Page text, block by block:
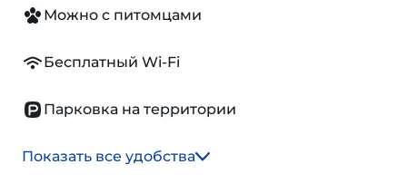
Можно с питомцами
Бесплатный Wi-Fi
Парковка на территории
Показать все удобства